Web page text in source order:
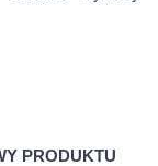
PRODUKTU